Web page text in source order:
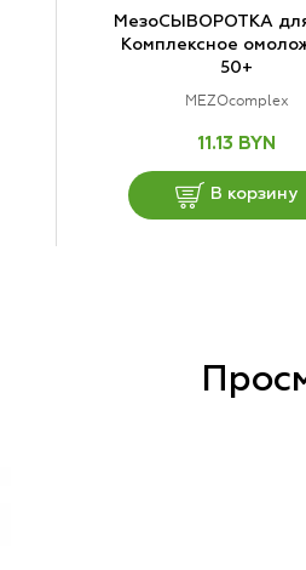
МезоСЫВОРОТКА
Комплексное
50+
MEZOcomplex
11.13 BYN
В корзину